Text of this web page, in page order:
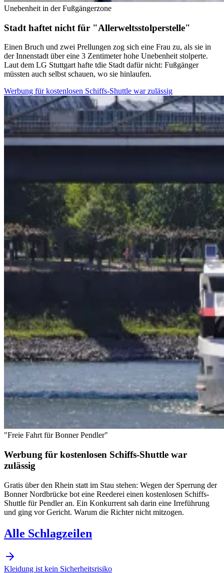
Unebenheit in der Fußgängerzone
Stadt haftet nicht für "Allerweltsstolperstelle"
Einen Bruch und zwei Prellungen zog sich eine Frau zu, als sie in
der Innenstadt über eine 3 Zentimeter hohe Unebenheit stolperte.
Laut dem LG Stuttgart hafte tdie Stadt dafür nicht: Fußgänger
müssten auch selbst schauen, wo sie hinlaufen.
Werbung für kostenlosen Schiffs-Shuttle war zulässig
"Freie Fahrt für Bonner Pendler"
Werbung für kostenlosen Schiffs-Shuttle war
zulässig
Gratis über den Rhein statt im Stau stehen: Wegen der Sperrung der
Bonner Nordbrücke bot eine Reederei einen kostenlosen Schiffs-
Shuttle für Pendler an. Ein Konkurrent sah darin eine Irreführung
und ging vor Gericht. Warum die Richter nicht mitzogen.
Alle Schlagzeilen
Kleidung ist kein Sicherheitsrisiko